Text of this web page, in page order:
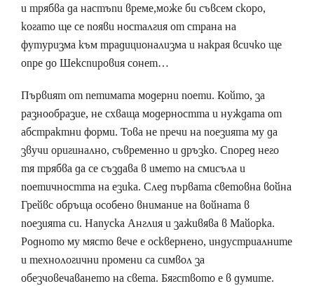
и трябва да настъпи време,може би съвсем скоро,
когато ще се появи носталгия от страна на
футуризма към традиционализма и накрая всичко ще
опре до Шекспировия сонет…
Първият от петимата модерни поети. Който, за
разнообразие, не схваща модерността и нуждата от
абстрактни форми. Това не пречи на поезията му да
звучи оригинално, съвременно и дръзко. Според него
тя трябва да се създава в името на смисъла и
поетичността на езика. След първата световна война
Грейвс обръща особено внимание на войната в
поезията си. Напуска Англия и заживява в Майорка.
Родното му място вече е осквернено, индустриалните
и технологични промени са символ за
обезчовечаването на света. Бягството е в думите.